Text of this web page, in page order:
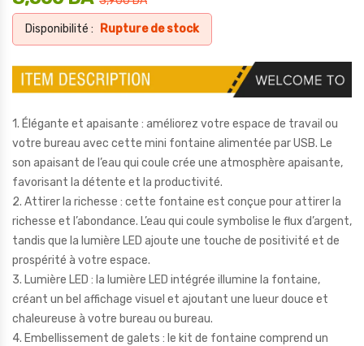
Disponibilité : Rupture de stock
1. Élégante et apaisante : améliorez votre espace de travail ou
votre bureau avec cette mini fontaine alimentée par USB. Le
son apaisant de l’eau qui coule crée une atmosphère apaisante,
favorisant la détente et la productivité.
2. Attirer la richesse : cette fontaine est conçue pour attirer la
richesse et l’abondance. L’eau qui coule symbolise le flux d’argent,
tandis que la lumière LED ajoute une touche de positivité et de
prospérité à votre espace.
3. Lumière LED : la lumière LED intégrée illumine la fontaine,
créant un bel affichage visuel et ajoutant une lueur douce et
chaleureuse à votre bureau ou bureau.
4. Embellissement de galets : le kit de fontaine comprend un